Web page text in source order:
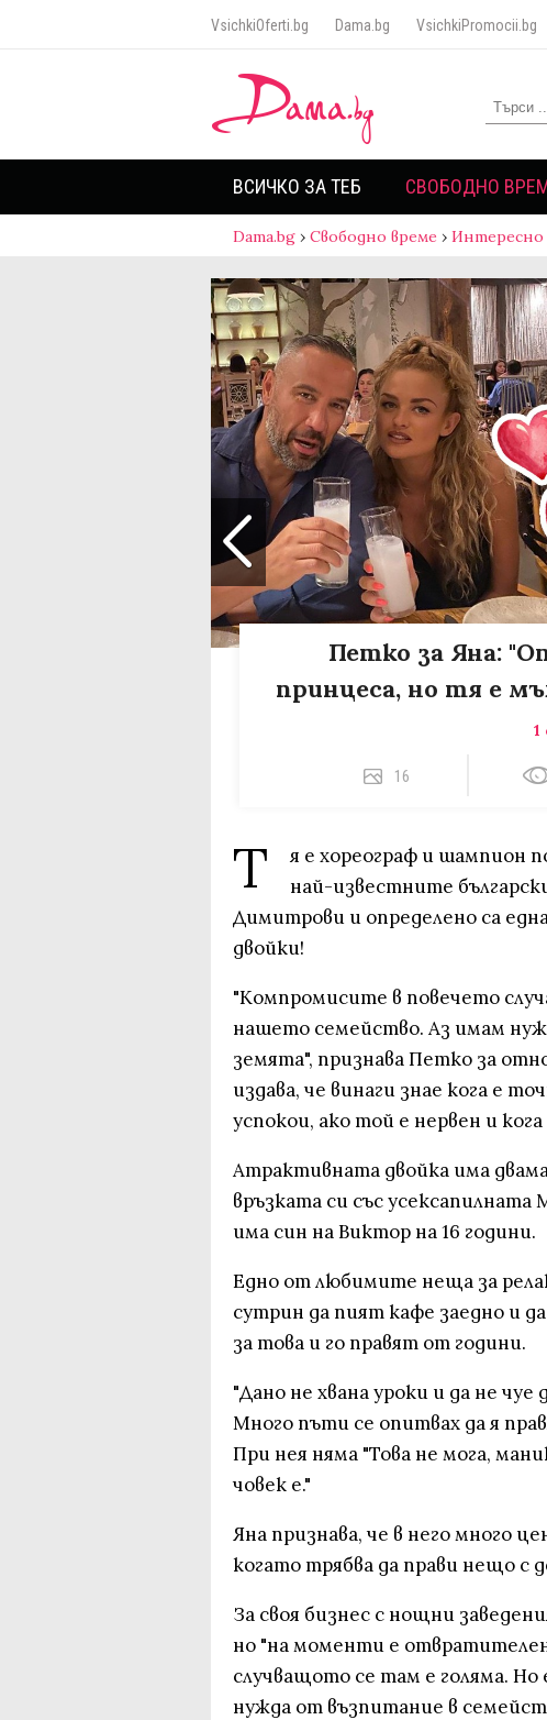
VsichkiOferti.bg Dama.bg VsichkiPromocii.bg
ВСИЧКО ЗА ТЕБ СВОБОДНО
Dama.bg › Свободно време › Интересно
Петко за Яна:
принцеса, но тя е
1
16
Т
я е хореограф и шампион
най-известните
Димитрови и определено са
двойки!
"Компромисите в повечето
нашето семейство. Аз имам
земята", признава Петко за
издава, че винаги знае кога е
успокои, ако той е нервен и
Атрактивната двойка има
връзката си със
има син на Виктор на 16 години.
Едно от любимите неща за
сутрин да пият кафе заедно и
за това и го правят от години.
"Дано не хвана уроки и да не
Много пъти се опитвах да я
При нея няма "Това не мога,
човек е."
Яна признава, че в него много
когато трябва да прави нещо с
За своя бизнес с нощни
но "на моменти е
случващото се там е голяма.
нужда от възпитание в